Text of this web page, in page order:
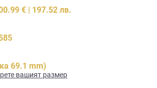
€ | 197.52 лв.
69.1 mm)
вашият размер